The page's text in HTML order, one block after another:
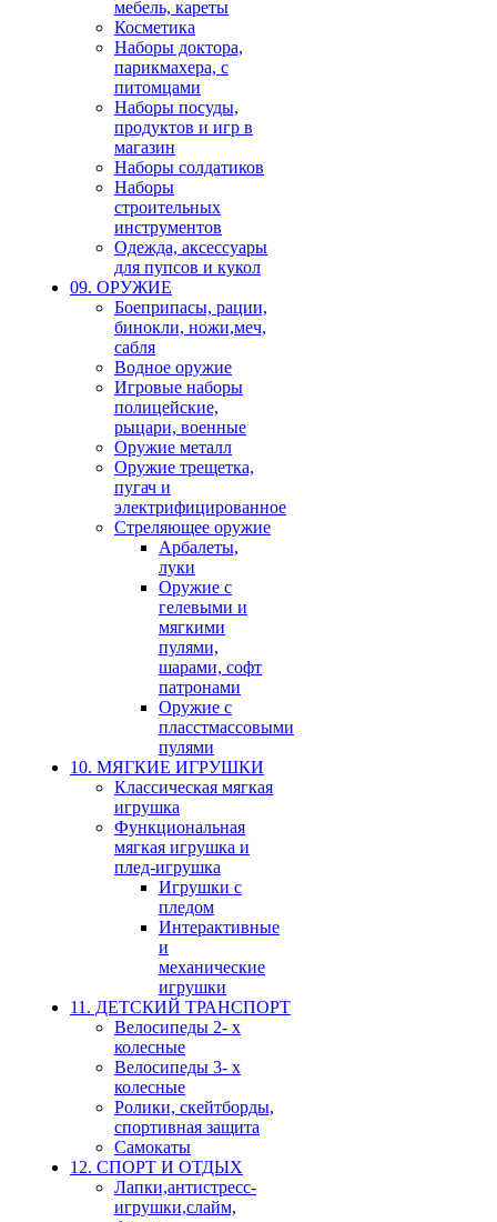
мебель, кареты
Косметика
Наборы доктора,
парикмахера, с
питомцами
Наборы посуды,
продуктов и игр в
магазин
Наборы солдатиков
Наборы
строительных
инструментов
Одежда, аксессуары
для пупсов и кукол
09. ОРУЖИЕ
Боеприпасы, рации,
бинокли, ножи,меч,
сабля
Водное оружие
Игровые наборы
полицейские,
рыцари, военные
Оружие металл
Оружие трещетка,
пугач и
электрифицированное
Стреляющее оружие
Арбалеты,
луки
Оружие с
гелевыми и
мягкими
пулями,
шарами, софт
патронами
Оружие с
пласстмассовыми
пулями
10. МЯГКИЕ ИГРУШКИ
Классическая мягкая
игрушка
Функциональная
мягкая игрушка и
плед-игрушка
Игрушки с
пледом
Интерактивные
и
механические
игрушки
11. ДЕТСКИЙ ТРАНСПОРТ
Велосипеды 2- х
колесные
Велосипеды 3- х
колесные
Ролики, скейтборды,
спортивная защита
Самокаты
12. СПОРТ И ОТДЫХ
Лапки,антистресс-
игрушки,слайм,